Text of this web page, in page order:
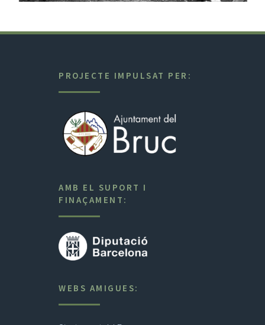
PROJECTE IMPULSAT PER:
AMB EL SUPORT I
FINAÇAMENT:
WEBS AMIGUES: